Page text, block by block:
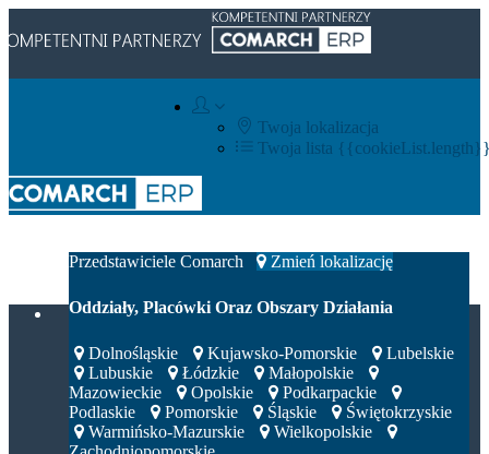
Twoja lokalizacja
Twoja lista
Przedstawiciele Comarch
Zmień lokalizację
Oddziały, Placówki Oraz Obszary Działania
Dolnośląskie Kujawsko-Pomorskie
Lubelskie
Lubuskie
Łódzkie
Małopolskie
Mazowieckie
Opolskie
Podkarpackie
Podlaskie
Pomorskie Śląskie
Świętokrzyskie
Warmińsko-Mazurskie
Wielkopolskie